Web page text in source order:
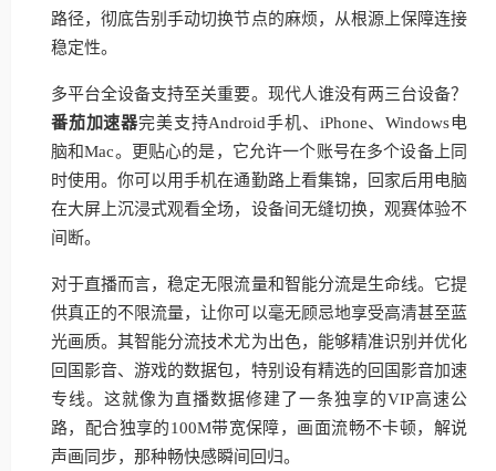
路径，彻底告别手动切换节点的麻烦，从根源上保障连接
稳定性。
多平台全设备支持至关重要。现代人谁没有两三台设备？
番茄加速器完美支持Android手机、iPhone、Windows电
脑和Mac。更贴心的是，它允许一个账号在多个设备上同
时使用。你可以用手机在通勤路上看集锦，回家后用电脑
在大屏上沉浸式观看全场，设备间无缝切换，观赛体验不
间断。
对于直播而言，稳定无限流量和智能分流是生命线。它提
供真正的不限流量，让你可以毫无顾忌地享受高清甚至蓝
光画质。其智能分流技术尤为出色，能够精准识别并优化
回国影音、游戏的数据包，特别设有精选的回国影音加速
专线。这就像为直播数据修建了一条独享的VIP高速公
路，配合独享的100M带宽保障，画面流畅不卡顿，解说
声画同步，那种畅快感瞬间回归。